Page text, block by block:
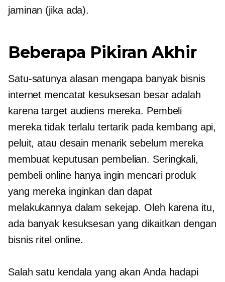
jaminan (jika ada).
Beberapa Pikiran Akhir
Satu-satunya alasan mengapa banyak bisnis
internet mencatat kesuksesan besar adalah
karena target audiens mereka. Pembeli
mereka tidak terlalu tertarik pada kembang api,
peluit, atau desain menarik sebelum mereka
membuat keputusan pembelian. Seringkali,
pembeli online hanya ingin mencari produk
yang mereka inginkan dan dapat
melakukannya dalam sekejap. Oleh karena itu,
ada banyak kesuksesan yang dikaitkan dengan
bisnis ritel online.
Salah satu kendala yang akan Anda hadapi